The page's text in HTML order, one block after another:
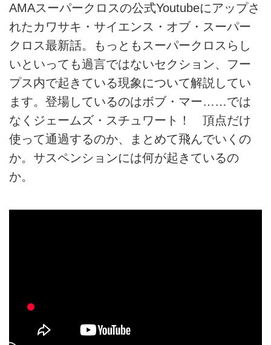
AMAスーパークロスの公式Youtubeにアップさ
れたカワサキ・サイエンス・オブ・スーパー
クロス最新話。もっともスーパークロスらし
いといっても過言ではないセクション、フー
プス内で起きている現象について解説してい
ます。登場しているのはボブ・マー……では
なくジェームズ・スチュワート！ 頂点だけ
使って通過するのか、まとめて飛んでいくの
か。サスペンションには何が起きているの
か。